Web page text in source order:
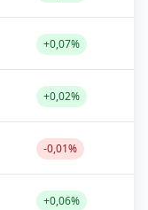
+0,07%
+0,02%
-0,01%
+0,06%